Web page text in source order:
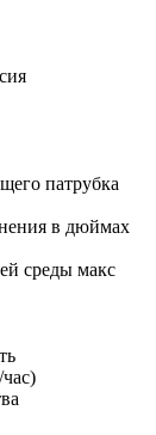
патрубка
в дюймах
среды макс